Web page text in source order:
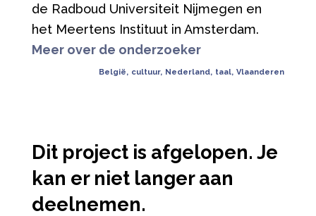
de Radboud Universiteit Nijmegen en
het Meertens Instituut in Amsterdam.
Meer over de onderzoeker
België, cultuur, Nederland, taal, Vlaanderen
Dit project is afgelopen. Je
kan er niet langer aan
deelnemen.